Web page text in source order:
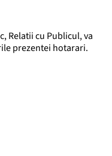
Relatii cu Publicul, va
prezentei hotarari.